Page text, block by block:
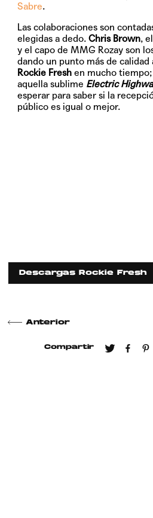
Sabre.
Las colaboraciones son
elegidas a dedo.Chris Brown,
y el capo de MMG Rozay son
dando un punto más de
Rockie Fresh en mucho
aquella sublime Electric
esperar para saber si la
público es igual o mejor.
Descargas Rockie Fresh
Anterior
Compartir